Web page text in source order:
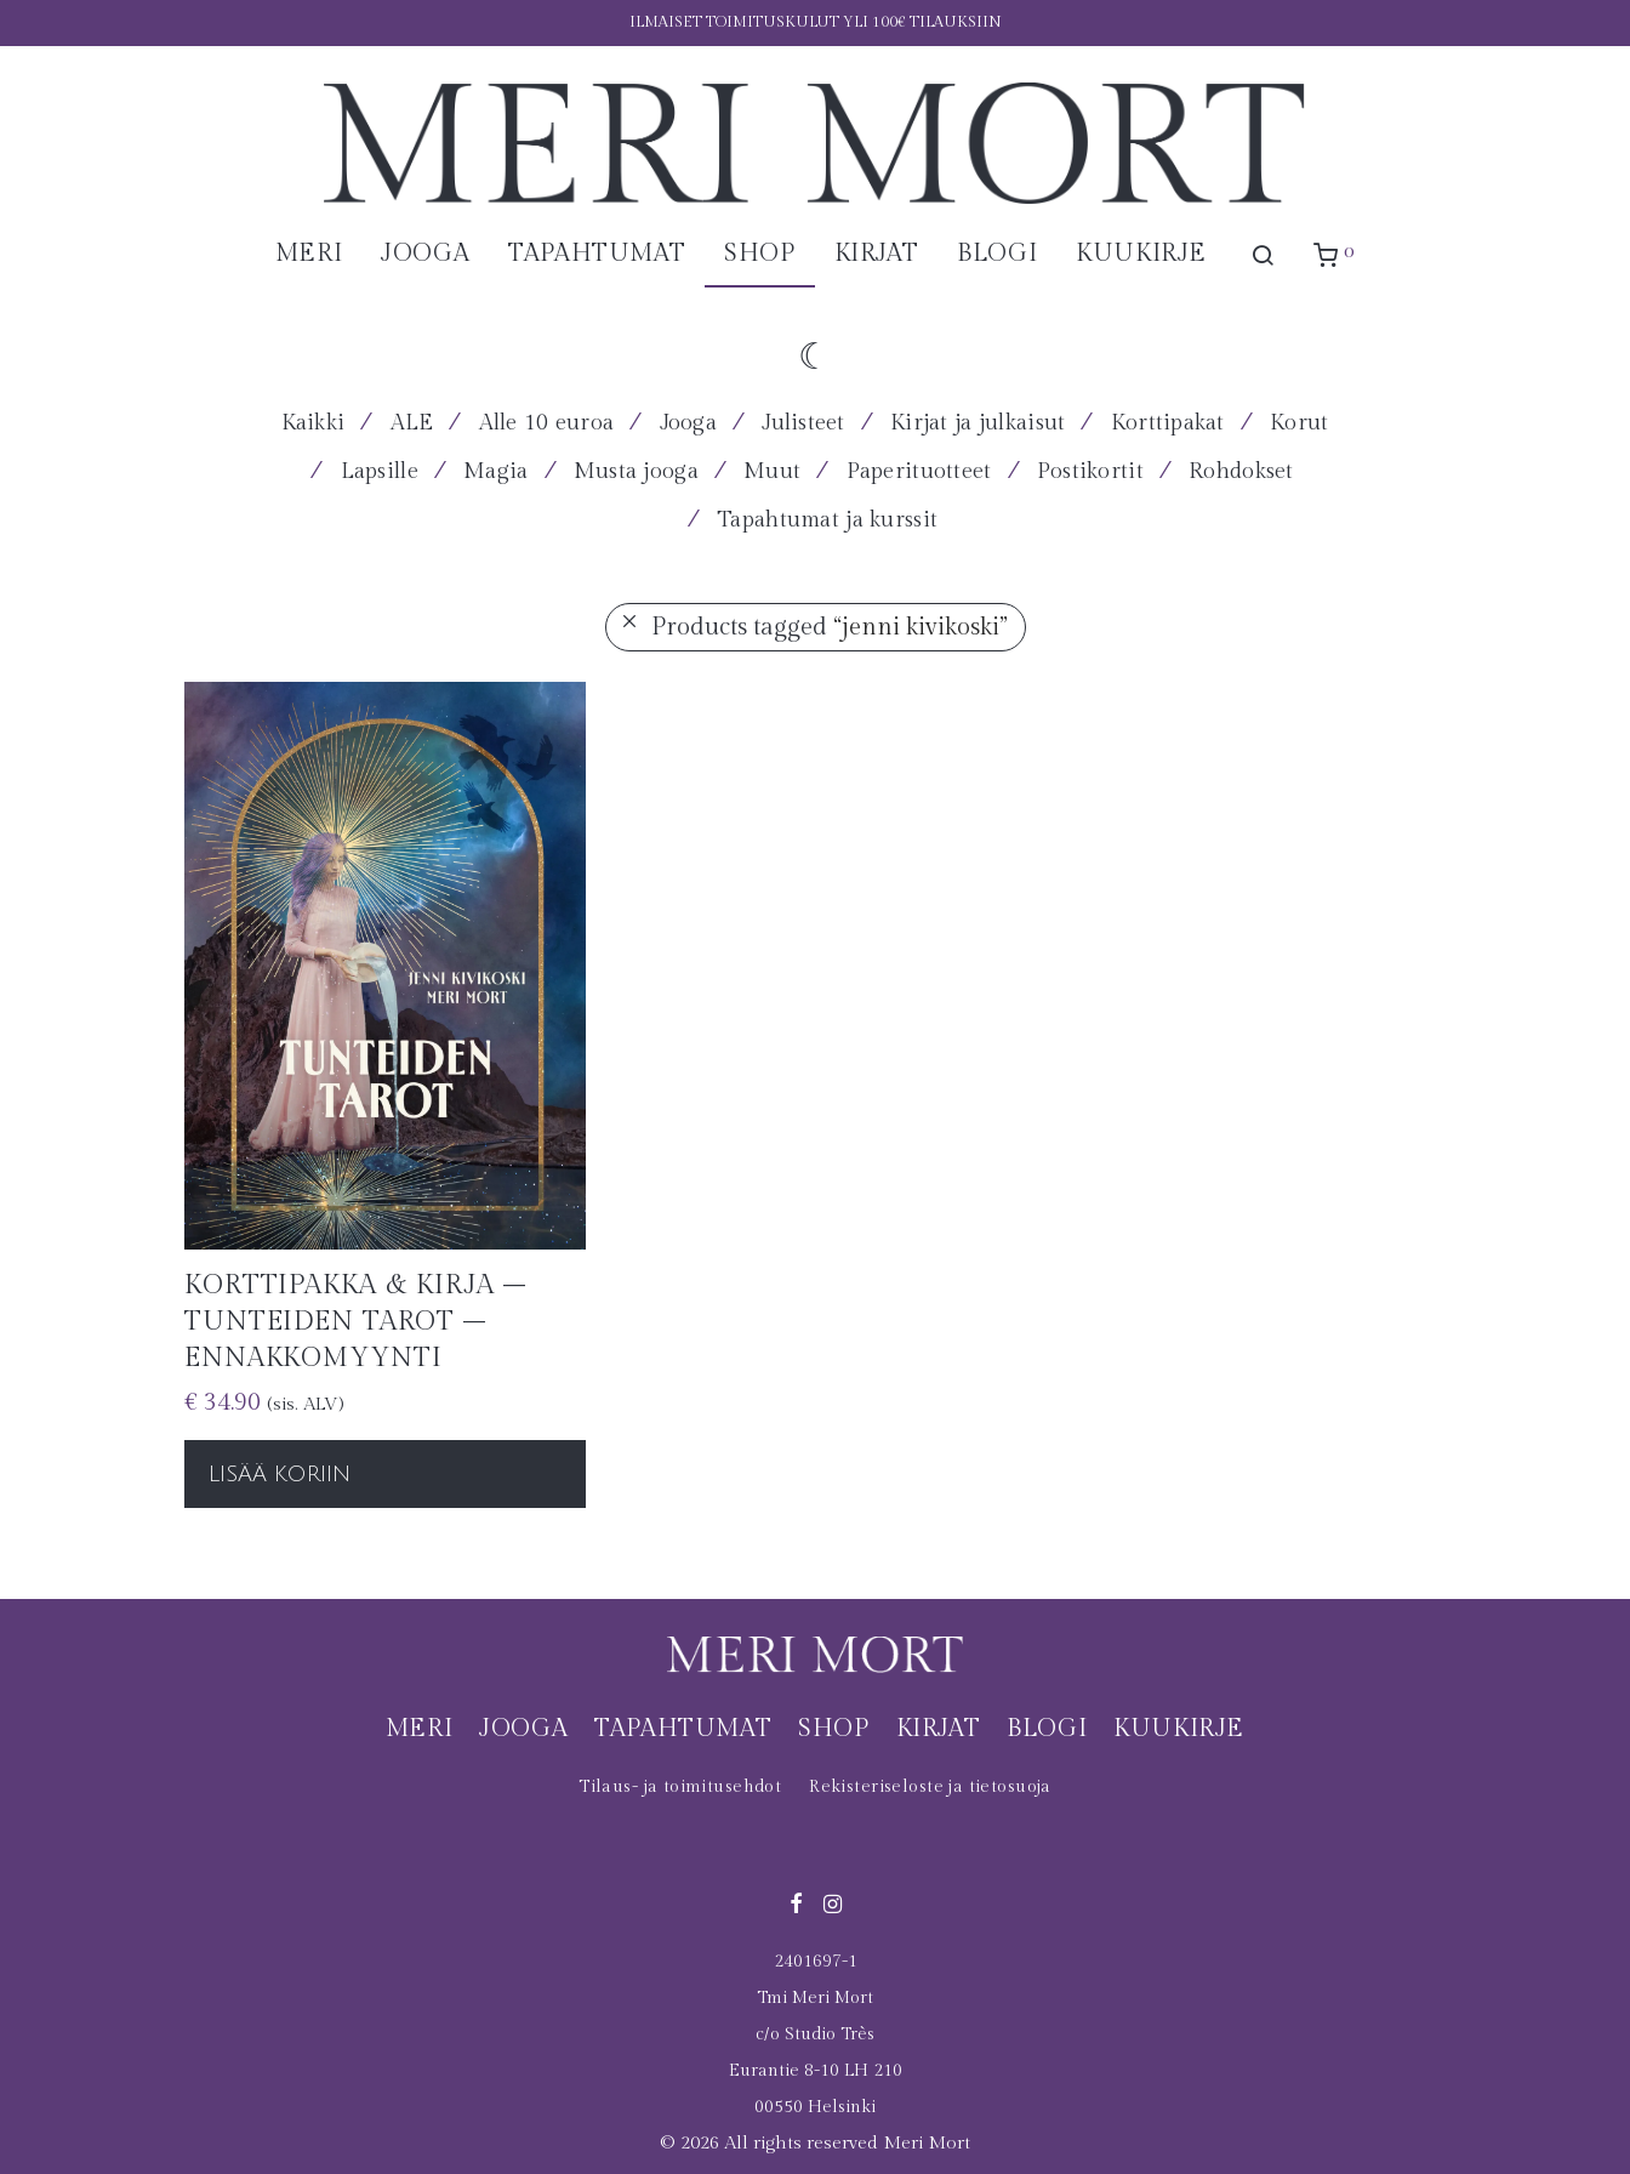
ILMAISET TOIMITUSKULUT YLI 100€ TILAUKSIIN
MERI JOOGA TAPAHTUMAT SHOP KIRJAT BLOGI KUUKIRJE 0
Kaikki ⁄ ALE ⁄ Alle 10 euroa ⁄ Jooga ⁄ Julisteet ⁄ Kirjat ja julkaisut ⁄ Korttipakat ⁄ Korut
⁄ Lapsille ⁄ Magia ⁄ Musta jooga ⁄ Muut ⁄ Paperituotteet ⁄ Postikortit ⁄ Rohdokset
⁄ Tapahtumat ja kurssit
Products tagged “jenni kivikoski”
KORTTIPAKKA & KIRJA –
TUNTEIDEN TAROT –
ENNAKKOMYYNTI
€ 34.90 (sis. ALV)
LISÄÄ KORIIN
MERI JOOGA TAPAHTUMAT SHOP KIRJAT BLOGI KUUKIRJE
Tilaus- ja toimitusehdot Rekisteriseloste ja tietosuoja
2401697-1
Tmi Meri Mort
c/o Studio Très
Eurantie 8-10 LH 210
00550 Helsinki
© 2026 All rights reserved Meri Mort